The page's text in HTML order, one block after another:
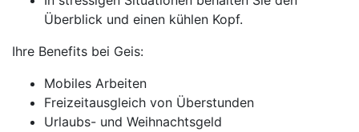
Überblick und einen kühlen Kopf.
Ihre Benefits bei Geis:
Mobiles Arbeiten
Freizeitausgleich von Überstunden
Urlaubs- und Weihnachtsgeld